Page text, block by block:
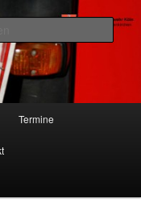
Termine